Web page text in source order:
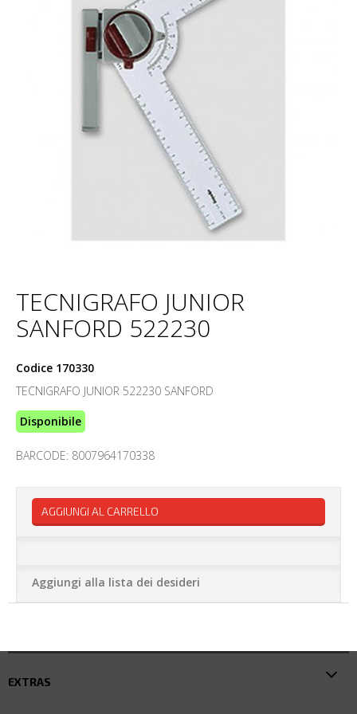
TECNIGRAFO JUNIOR
SANFORD 522230
Codice 170330
TECNIGRAFO JUNIOR 522230 SANFORD
Disponibile
BARCODE: 8007964170338
AGGIUNGI AL CARRELLO
Aggiungi alla lista dei desideri
EXTRAS